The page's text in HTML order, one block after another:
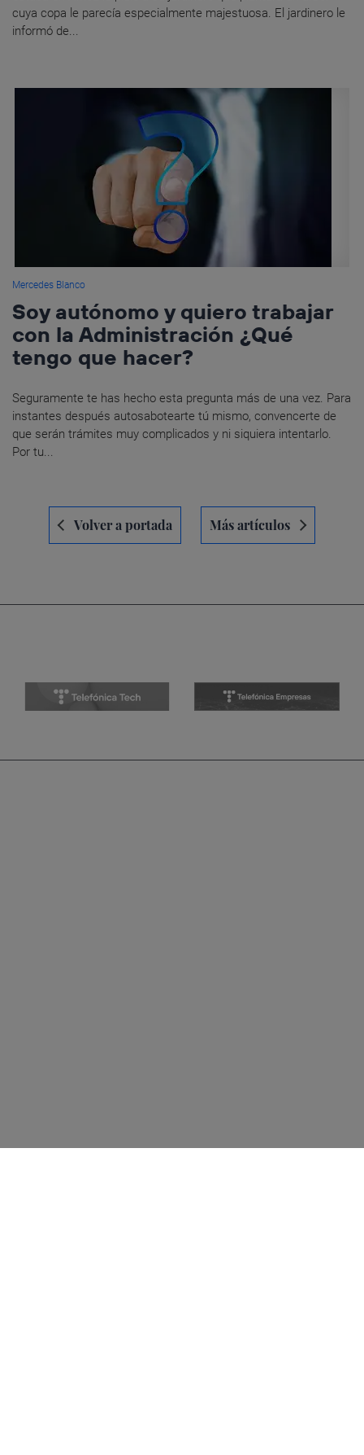
cuya copa le parecía especialmente majestuosa. El jardinero le
informó de...
Mercedes Blanco
Soy autónomo y quiero trabajar
con la Administración ¿Qué
tengo que hacer?
Seguramente te has hecho esta pregunta más de una vez. Para
instantes después autosabotearte tú mismo, convencerte de
que serán trámites muy complicados y ni siquiera intentarlo.
Por tu...
Navegación
entradas
Volver a portada Más artículos